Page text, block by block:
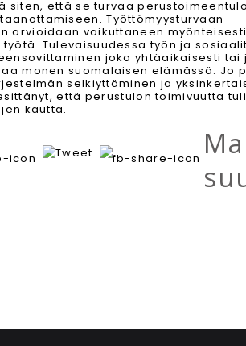
siten, että se turvaa
Työttömyysturvaan
arvioidaan vaikuttaneen
Tulevaisuudessa työn ja
joko yhtäaikaisesti tai
monen suomalaisen elämässä. Jo
selkiyttäminen ja
että perustulon toimivuutta
kautta.